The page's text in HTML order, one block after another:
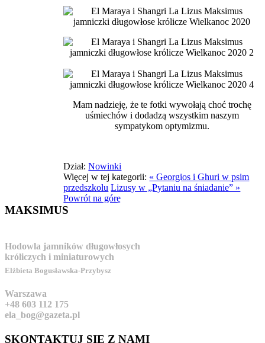
Mam nadzieję, że te fotki wywołają choć trochę
uśmiechów i dodadzą wszystkim naszym
sympatykom optymizmu.
Dział: Nowinki
Więcej w tej kategorii: « Georgios i Ghuri w psim
przedszkolu Lizusy w „Pytaniu na śniadanie” »
Powrót na górę
MAKSIMUS
Hodowla jamników długowłosych
króliczych i miniaturowych
Elżbieta Bogusławska-Przybysz
Warszawa
+48 603 112 175
ela_bog@gazeta.pl
SKONTAKTUJ SIĘ Z NAMI